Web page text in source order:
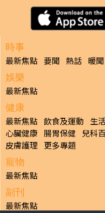
時事
最新焦點 要聞 熱話 暖聞
娛樂
最新焦點
健康
最新焦點 飲食及運動 生
心臟健康 腸胃保健 兒科
皮膚護理 更多專題
寵物
最新焦點
副刊
最新焦點